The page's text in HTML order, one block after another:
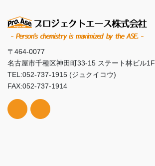
〒464-0077
名古屋市千種区神田町33-15 ステート林ビル1F
TEL:052-737-1915 (ジュクイコウ)
FAX:052-737-1914